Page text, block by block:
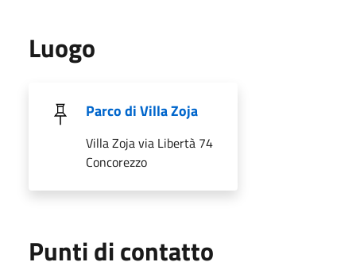
Luogo
Parco di Villa Zoja
Villa Zoja via Libertà 74
Concorezzo
Punti di contatto